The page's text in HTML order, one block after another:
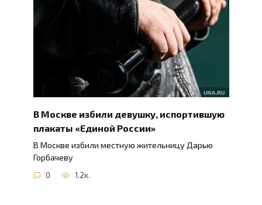
В Москве избили девушку, испортившую
плакаты «Единой России»
В Москве избили местную жительницу Дарью
Горбачеву
0 1.2к.